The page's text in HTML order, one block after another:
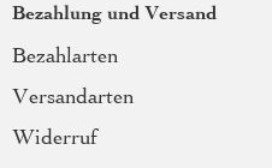
Bezahlung und Versand
Bezahlarten
Versandarten
Widerruf